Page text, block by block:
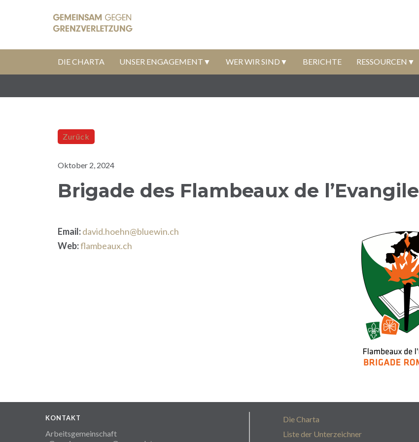
DIE CHARTA UNSER ENGAGEMENT WER WIR SIND BERICHTE RESSOURCEN
Zurück
Oktober 2, 2024
Brigade des Flambeaux de l’Evangile
Email:david.hoehn@bluewin.ch
Web:flambeaux.ch
KONTAKT
Arbeitsgemeinschaft
Die Charta
Liste der Unterzeichner